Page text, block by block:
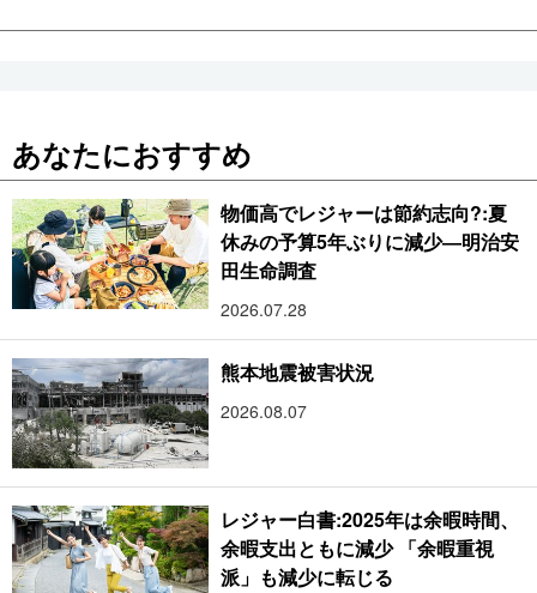
あなたにおすすめ
物価高でレジャーは節約志向?:夏
休みの予算5年ぶりに減少―明治安
田生命調査
2026.07.28
熊本地震被害状況
2026.08.07
レジャー白書:2025年は余暇時間、
余暇支出ともに減少 「余暇重視
派」も減少に転じる